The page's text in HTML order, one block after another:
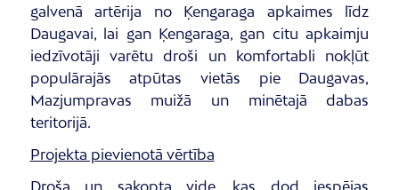
galvenā artērija no Ķengaraga apkaimes līdz
Daugavai, lai gan Ķengaraga, gan citu apkaimju
iedzīvotāji varētu droši un komfortabli nokļūt
populārajās atpūtas vietās pie Daugavas,
Mazjumpravas muižā un minētajā dabas
teritorijā.
Projekta pievienotā vērtība